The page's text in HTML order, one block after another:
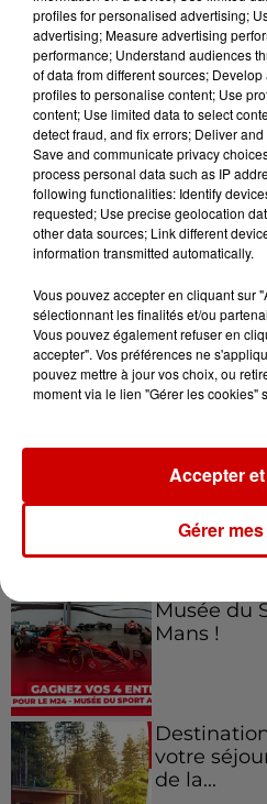
11h51
À LA UNE
Duralex et
Jeux
Le Duel -
pour l'un
régions !
Festival
Musée du
Mans !
votre
de la...
profiles for personalised advertising;
advertising; Measure advertising
performance; Understand audiences
of data from different sources;
profiles to personalise content; Use
content; Use limited data to select
detect fraud, and fix errors; Deliver
Save and communicate privacy
process personal data such as IP
following functionalities: Identify
requested; Use precise geolocation
other data sources; Link different
information transmitted automatically.
Vous pouvez accepter en cliquant sur
sélectionnant les finalités et/ou
Vous pouvez également refuser en
accepter". Vos préférences ne
pouvez mettre à jour vos choix, ou
moment via le lien "Gérer les cookies"
Gérer
Accepter